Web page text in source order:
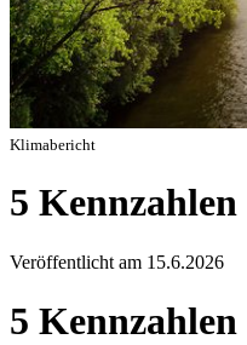
Klimabericht
5 Kennzahlen
Veröffentlicht am 15.6.2026
5 Kennzahlen